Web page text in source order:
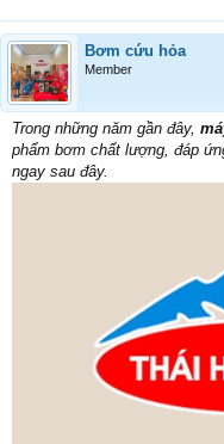
Bơm cứu hỏa
Member
Trong những năm gần đây,
phẩm bơm chất lượng, đáp
ngay sau đây.